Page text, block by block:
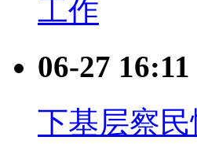
工作
06-27 16:11
下基层察